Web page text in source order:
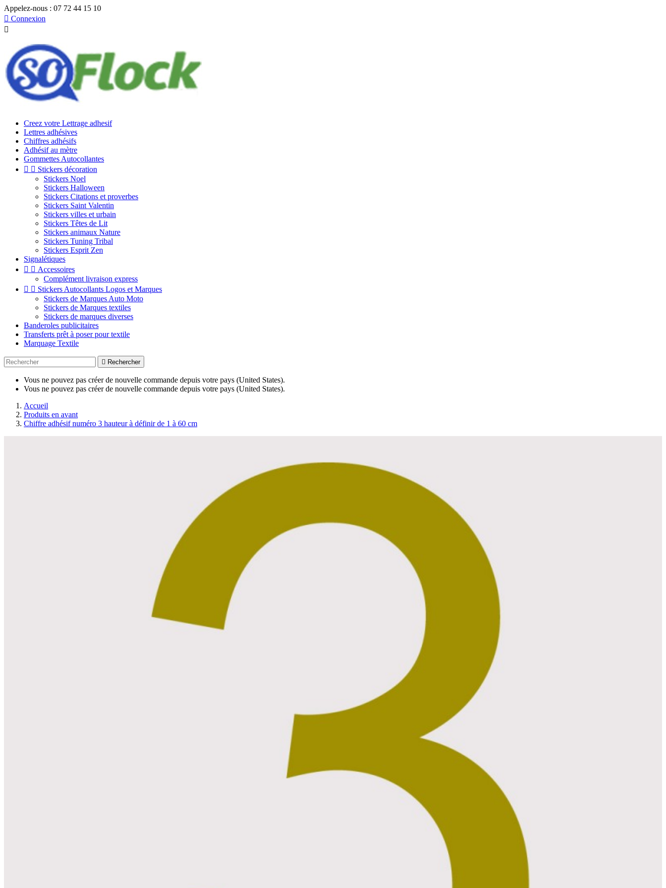
Appelez-nous : 07 72 44 15 10
 Connexion

Creez votre Lettrage adhesif
Lettres adhésives
Chiffres adhésifs
Adhésif au mètre
Gommettes Autocollantes
  Stickers décoration
Stickers Noel
Stickers Halloween
Stickers Citations et proverbes
Stickers Saint Valentin
Stickers villes et urbain
Stickers Têtes de Lit
Stickers animaux Nature
Stickers Tuning Tribal
Stickers Esprit Zen
Signalétiques
  Accessoires
Complément livraison express
  Stickers Autocollants Logos et Marques
Stickers de Marques Auto Moto
Stickers de Marques textiles
Stickers de marques diverses
Banderoles publicitaires
Transferts prêt à poser pour textile
Marquage Textile
 Rechercher
Vous ne pouvez pas créer de nouvelle commande depuis votre pays (United States).
Vous ne pouvez pas créer de nouvelle commande depuis votre pays (United States).
Accueil
Produits en avant
Chiffre adhésif numéro 3 hauteur à définir de 1 à 60 cm